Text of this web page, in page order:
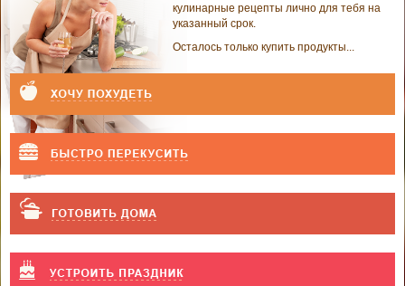
кулинарные рецепты лично для тебя на
указанный срок.
Осталось только купить продукты...